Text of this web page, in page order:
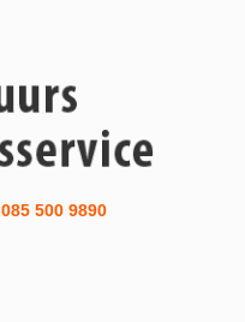
085 500 9890